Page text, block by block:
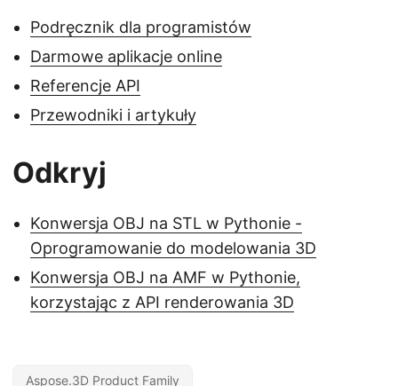
Podręcznik dla programistów
Darmowe aplikacje online
Referencje API
Przewodniki i artykuły
Odkryj
Konwersja OBJ na STL w Pythonie -
Oprogramowanie do modelowania 3D
Konwersja OBJ na AMF w Pythonie,
korzystając z API renderowania 3D
Aspose.3D Product Family